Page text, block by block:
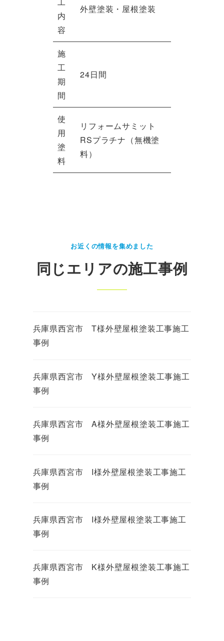
内
容
外壁塗装・屋根塗装
施
工
期
間
24日間
使
用
塗
料
リフォームサミット
RSプラチナ（無機塗
料）
お近くの情報を集めました
同じエリアの施工事例
兵庫県西宮市 T様外壁屋根塗装工事施工
事例
兵庫県西宮市 Y様外壁屋根塗装工事施工
事例
兵庫県西宮市 A様外壁屋根塗装工事施工
事例
兵庫県西宮市 I様外壁屋根塗装工事施工
事例
兵庫県西宮市 I様外壁屋根塗装工事施工
事例
兵庫県西宮市 K様外壁屋根塗装工事施工
事例